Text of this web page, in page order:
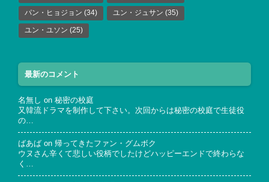
パン・ヒョジョン (34) ユン・ジュサン (35)
ユン・ユソン (25)
最新のコメント
名無し on 秘密の校庭
又韓流ドラマを制作して下さい。次回からは秘密の校庭で生徒役
の…
ばあば on 帰ってきたファン・グムボク
ウヌさん辛くて悲しい役柄でしたけどハッピーエンドで終わらな
く…